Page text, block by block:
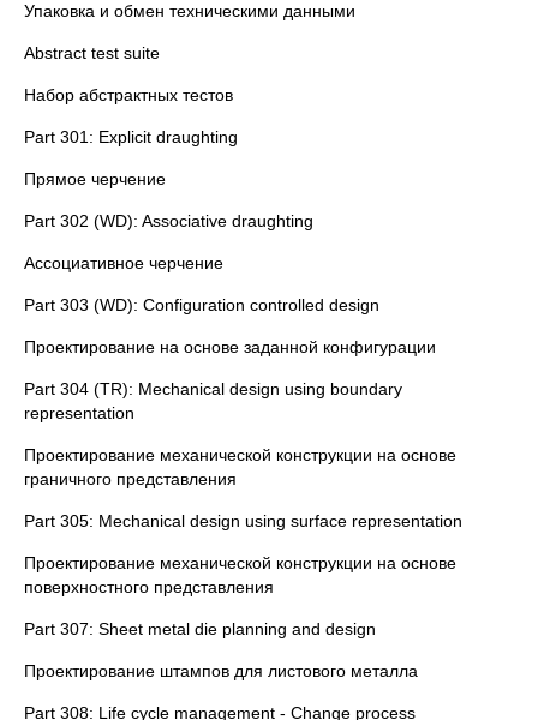
Упаковка и обмен техническими данными
Abstract test suite
Набор абстрактных тестов
Part 301: Explicit draughting
Прямое черчение
Part 302 (WD): Associative draughting
Ассоциативное черчение
Part 303 (WD): Configuration controlled design
Проектирование на основе заданной конфигурации
Part 304 (TR): Mechanical design using boundary
representation
Проектирование механической конструкции на основе
граничного представления
Part 305: Mechanical design using surface representation
Проектирование механической конструкции на основе
поверхностного представления
Part 307: Sheet metal die planning and design
Проектирование штампов для листового металла
Part 308: Life cycle management - Change process